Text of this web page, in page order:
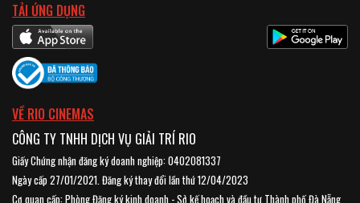
TẢI ỨNG DỤNG
VỀ RIO CINEMAS
CÔNG TY TNHH DỊCH VỤ GIẢI TRÍ RIO
Giấy Chứng nhận đăng ký doanh nghiệp: 0402081337
Ngày cấp 27/01/2021. Đăng ký thay đổi lần thứ 12/04/2023
Cơ quan cấp: Phòng Đăng ký kinh doanh - Sở kế hoạch và đầu tư Thành phố Đà Nẵng